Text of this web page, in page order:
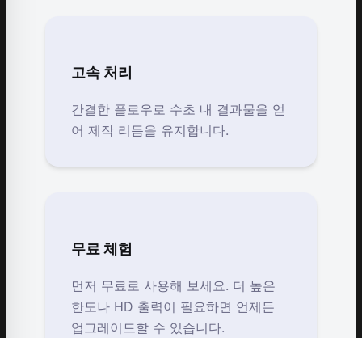
고속 처리
간결한 플로우로 수초 내 결과물을 얻
어 제작 리듬을 유지합니다.
무료 체험
먼저 무료로 사용해 보세요. 더 높은
한도나 HD 출력이 필요하면 언제든
업그레이드할 수 있습니다.